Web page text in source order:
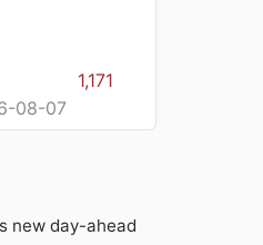
1,171
08-07
new day-ahead